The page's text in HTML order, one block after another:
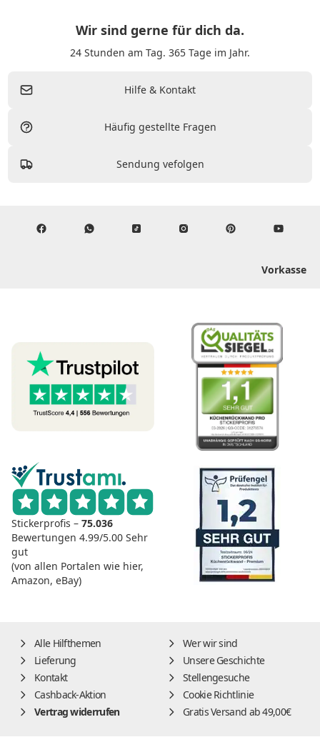
Wir sind gerne für dich da.
24 Stunden am Tag. 365 Tage im Jahr.
Hilfe & Kontakt
Häufig gestellte Fragen
Sendung vefolgen
Vorkasse
Stickerprofis – 75.036
Bewertungen 4.99/5.00 Sehr
gut
(von allen Portalen wie hier,
Amazon, eBay)
Alle Hilfthemen
Wer wir sind
Lieferung
Unsere Geschichte
Kontakt
Stellengesuche
Cashback-Aktion
Cookie Richtlinie
Vertrag widerrufen
Gratis Versand ab 49,00€